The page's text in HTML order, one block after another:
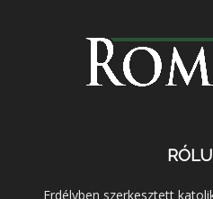
Erdélyben szerkesztett